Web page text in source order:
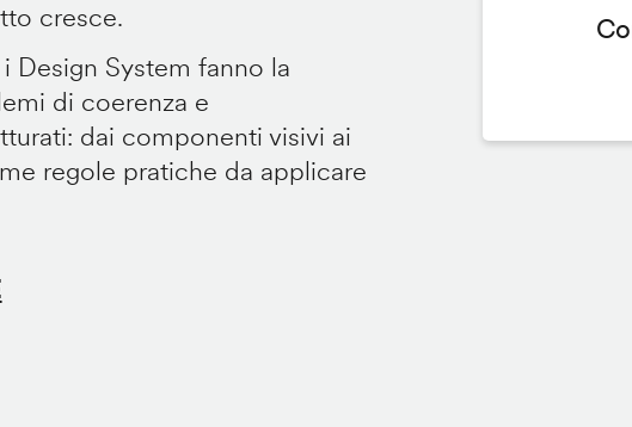
cresce.
Design System fanno la
di coerenza e
dai componenti visivi ai
regole pratiche da applicare